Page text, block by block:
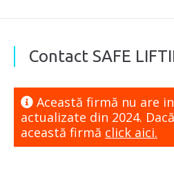
Contact SAFE
Această firmă nu are
actualizate din 2024.
această firmă click aici.